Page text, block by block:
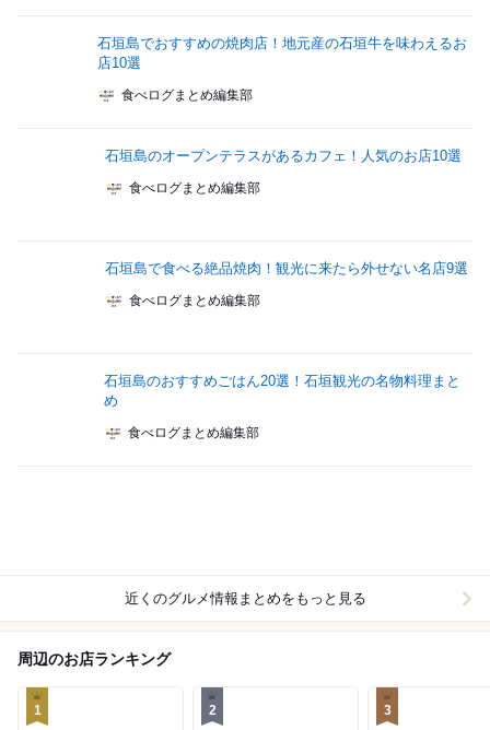
石垣島でおすすめの焼肉店！地元産の石垣牛を味わえるお
店10選
食べログまとめ編集部
石垣島のオープンテラスがあるカフェ！人気のお店10選
食べログまとめ編集部
石垣島で食べる絶品焼肉！観光に来たら外せない名店9選
食べログまとめ編集部
石垣島のおすすめごはん20選！石垣観光の名物料理まと
め
食べログまとめ編集部
近くのグルメ情報まとめをもっと見る
周辺のお店ランキング
1 2 3